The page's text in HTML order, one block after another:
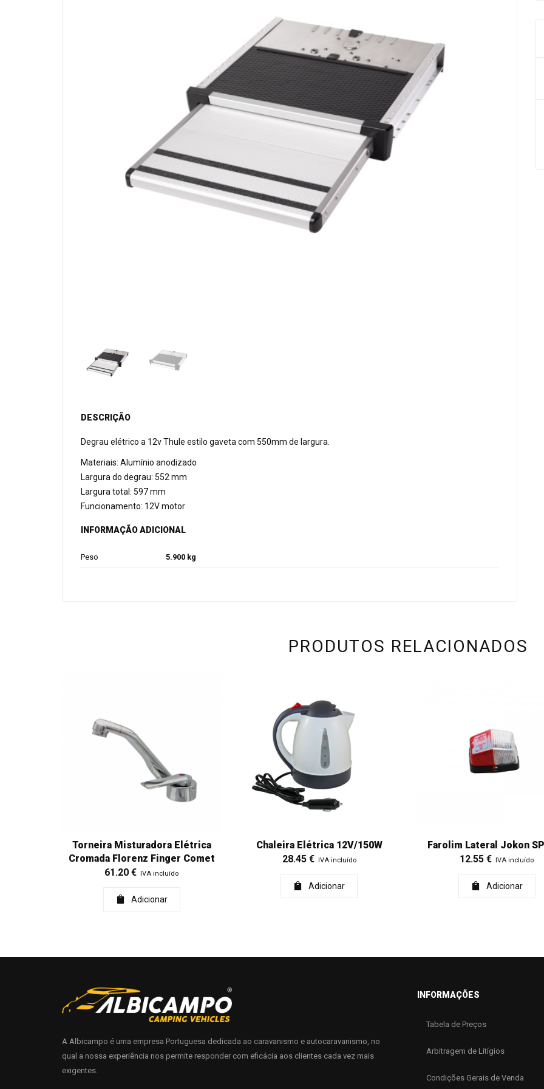
DESCRIÇÃO
Degrau elétrico a 12v Thule estilo gaveta com 550mm de largura.
Materiais: Alumínio anodizado
Largura do degrau: 552 mm
Largura total: 597 mm
Funcionamento: 12V motor
INFORMAÇÃO ADICIONAL
Peso 5.900 kg
PRODUTOS RELACIONADOS
Torneira Misturadora Elétrica
Cromada Florenz Finger Comet
61.20€ IVA incluído
Adicionar
Chaleira Elétrica 12V/150W
28.45 € IVA incluído
Adicionar
Farolim Lateral Jokon
12.55€ IVA incluído
Adicionar
A Albicampo é uma empresa Portuguesa dedicada ao caravanismo e autocaravanismo, no
qual a nossa experiência nos permite responder com eficácia aos clientes cada vez mais
exigentes.
INFORMAÇÕES
Tabela de Preços
Arbitragem de Litígios
Condições Gerais de Venda